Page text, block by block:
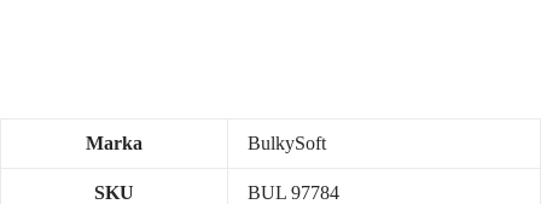
Marka BulkySoft
SKU BUL 97784